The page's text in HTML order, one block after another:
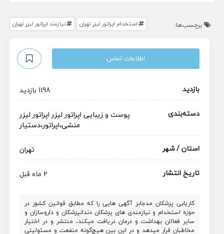
برچسب‌ها: استخدام اپراتور لیزر تهران نیازمند اپراتور لیزر تهران
اطلاعات تماس
بازدید
1198 بازدید
دسته‌بندی
پوست و زیبایی اپراتور لیزر اپراتور لیزر
منشی،اپراتور،دستیار
استان / شهر
تهران
تاریخ انتشار
2 ماه قبل
کاریابی پزشکان مدجابز آگهی هایی را که مطابق قوانین کشور در
حوزه استخدام و نیازمندی های پزشکان دندانپزشکان و داروسازان و
سایر فعالان بهداشت و درمان دریافت میکند، منتشر و در اختیار
مخاطبان قرار میدهد و در این بین هیچ‌گونه منفعت و مسئولیتی